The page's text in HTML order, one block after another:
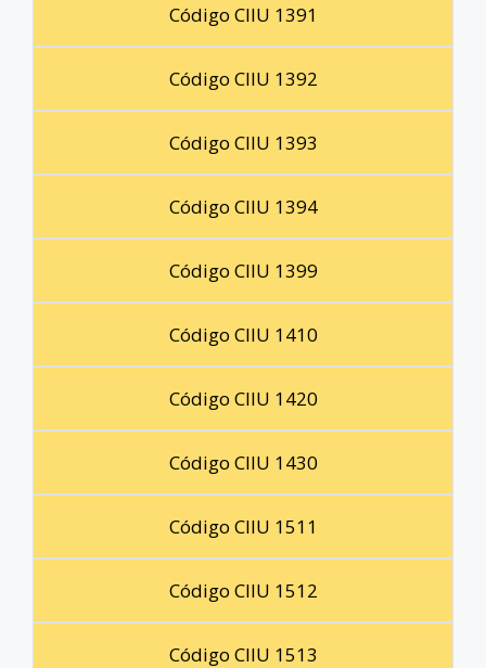
Código CIIU 1391
Código CIIU 1392
Código CIIU 1393
Código CIIU 1394
Código CIIU 1399
Código CIIU 1410
Código CIIU 1420
Código CIIU 1430
Código CIIU 1511
Código CIIU 1512
Código CIIU 1513